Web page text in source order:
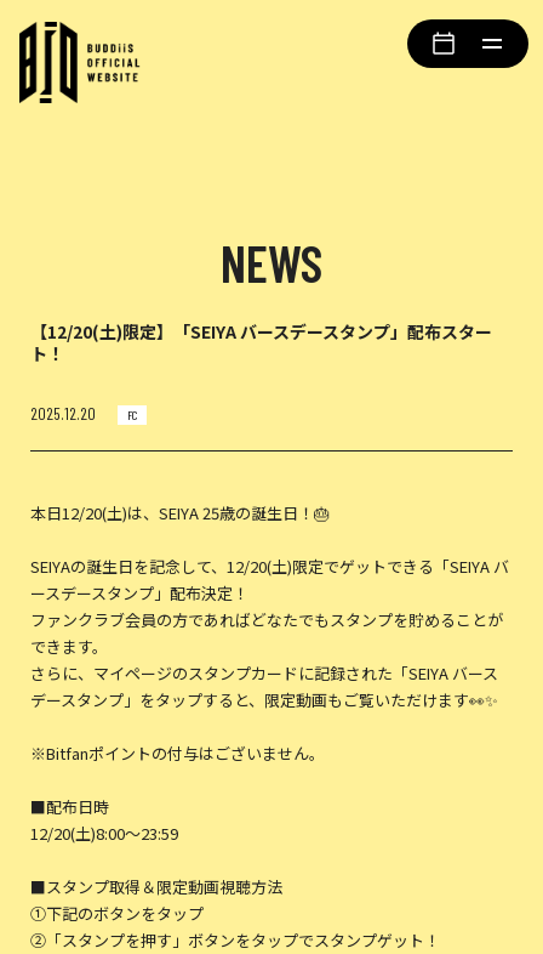
NEWS
【12/20(土)限定】「SEIYA バースデースタンプ」配布スター
ト！
2025.12.20 FC
本日12/20(土)は、SEIYA 25歳の誕生日！🎂
SEIYAの誕生日を記念して、12/20(土)限定でゲットできる「SEIYA バ
ースデースタンプ」配布決定！
ファンクラブ会員の方であればどなたでもスタンプを貯めることが
できます。
さらに、マイページのスタンプカードに記録された「SEIYA バース
デースタンプ」をタップすると、限定動画もご覧いただけます👀✨
※Bitfanポイントの付与はございません。
■配布日時
12/20(土)8:00〜23:59
■スタンプ取得＆限定動画視聴方法
①下記のボタンをタップ
②「スタンプを押す」ボタンをタップでスタンプゲット！